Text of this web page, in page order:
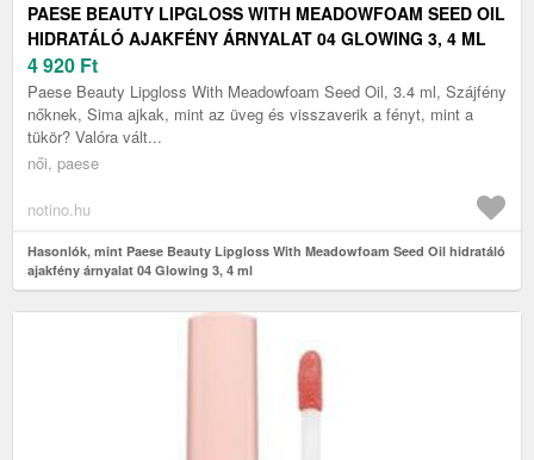
PAESE BEAUTY LIPGLOSS WITH MEADOWFOAM SEED OIL
HIDRATÁLÓ AJAKFÉNY ÁRNYALAT 04 GLOWING 3, 4 ML
4 920 Ft
Paese Beauty Lipgloss With Meadowfoam Seed Oil, 3.4 ml, Szájfény
nőknek, Sima ajkak, mint az üveg és visszaverik a fényt, mint a
tükör? Valóra vált...
női, paese
notino.hu
Hasonlók, mint Paese Beauty Lipgloss With Meadowfoam Seed Oil hidratáló
ajakfény árnyalat 04 Glowing 3, 4 ml